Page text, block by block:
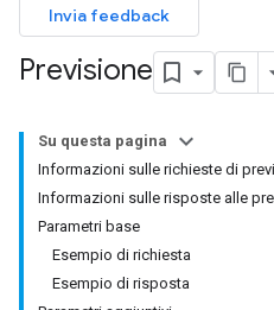
Invia feedback
Previsione
Su questa pagina
Informazioni sulle richieste di
Informazioni sulle risposte alle
Parametri base
Esempio di richiesta
Esempio di risposta